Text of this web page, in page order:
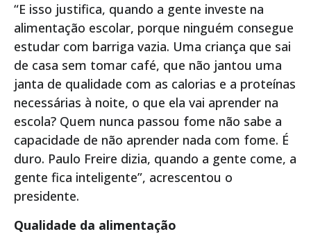
“E isso justifica, quando a gente investe na
alimentação escolar, porque ninguém consegue
estudar com barriga vazia. Uma criança que sai
de casa sem tomar café, que não jantou uma
janta de qualidade com as calorias e a proteínas
necessárias à noite, o que ela vai aprender na
escola? Quem nunca passou fome não sabe a
capacidade de não aprender nada com fome. É
duro. Paulo Freire dizia, quando a gente come, a
gente fica inteligente”, acrescentou o
presidente.
Qualidade da alimentação